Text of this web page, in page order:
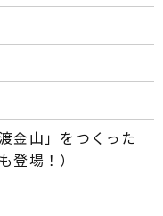
金山」をつくった
登場！）